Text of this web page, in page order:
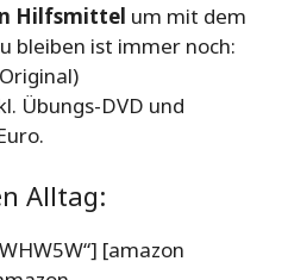
Hilfsmittel um mit dem
bleiben ist immer noch:
Übungs-DVD und
Alltag:
[amazon